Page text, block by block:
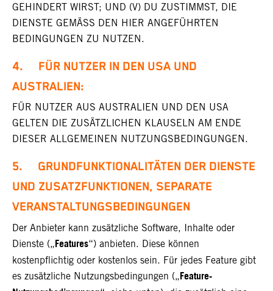
GEHINDERT WIRST; UND (V) DU ZUSTIMMST, DIE
DIENSTE GEMÄSS DEN HIER ANGEFÜHRTEN
BEDINGUNGEN ZU NUTZEN.
4. FÜR NUTZER IN DEN USA UND
AUSTRALIEN:
FÜR NUTZER AUS AUSTRALIEN UND DEN USA
GELTEN DIE ZUSÄTZLICHEN KLAUSELN AM ENDE
DIESER ALLGEMEINEN NUTZUNGSBEDINGUNGEN.
5. GRUNDFUNKTIONALITÄTEN DER DIENSTE
UND ZUSATZFUNKTIONEN, SEPARATE
VERANSTALTUNGSBEDINGUNGEN
Der Anbieter kann zusätzliche Software, Inhalte oder
Dienste („Features“) anbieten. Diese können
kostenpflichtig oder kostenlos sein. Für jedes Feature gibt
es zusätzliche Nutzungsbedingungen („Feature-